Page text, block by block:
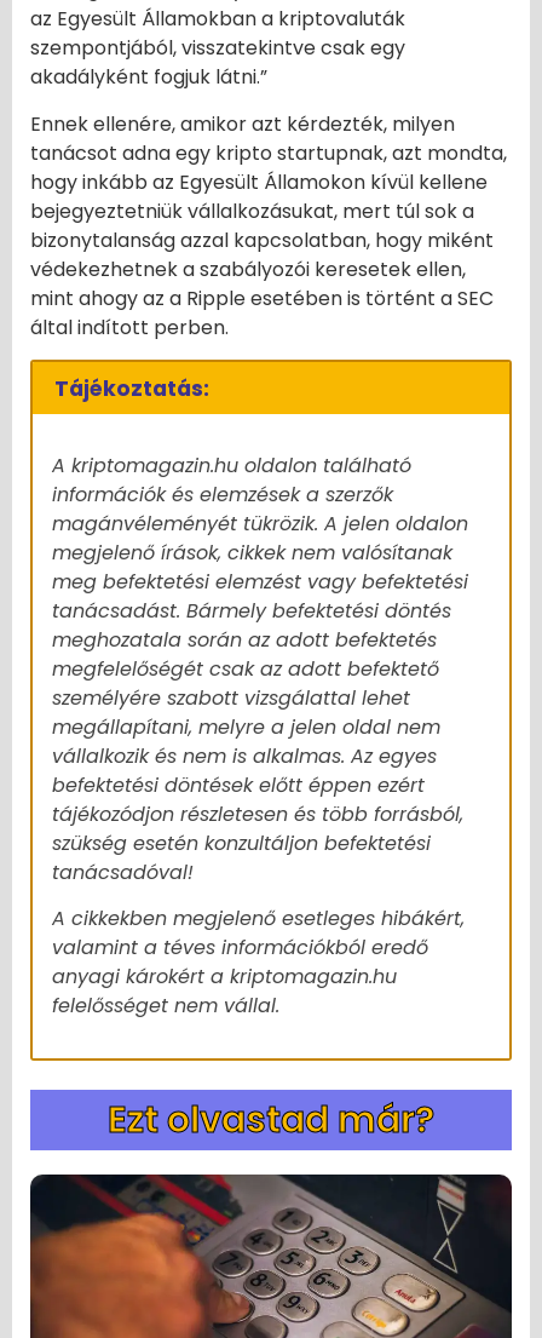
az Egyesült Államokban a kriptovaluták
szempontjából, visszatekintve csak egy
akadályként fogjuk látni.”
Ennek ellenére, amikor azt kérdezték, milyen
tanácsot adna egy kripto startupnak, azt mondta,
hogy inkább az Egyesült Államokon kívül kellene
bejegyeztetniük vállalkozásukat, mert túl sok a
bizonytalanság azzal kapcsolatban, hogy miként
védekezhetnek a szabályozói keresetek ellen,
mint ahogy az a Ripple esetében is történt a SEC
által indított perben.
Tájékoztatás:
A kriptomagazin.hu oldalon található
információk és elemzések a szerzők
magánvéleményét tükrözik. A jelen oldalon
megjelenő írások, cikkek nem valósítanak
meg befektetési elemzést vagy befektetési
tanácsadást. Bármely befektetési döntés
meghozatala során az adott befektetés
megfelelőségét csak az adott befektető
személyére szabott vizsgálattal lehet
megállapítani, melyre a jelen oldal nem
vállalkozik és nem is alkalmas. Az egyes
befektetési döntések előtt éppen ezért
tájékozódjon részletesen és több forrásból,
szükség esetén konzultáljon befektetési
tanácsadóval!
A cikkekben megjelenő esetleges hibákért,
valamint a téves információkból eredő
anyagi károkért a kriptomagazin.hu
felelősséget nem vállal.
Ezt olvastad már?